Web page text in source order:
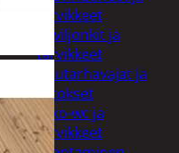
tarvikkeet
Paviljonkit ja
tarvikkeet
Puutarhavajat ja
katokset
Ulko-wc ja
tarvikkeet